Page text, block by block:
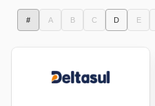
# A B C D E